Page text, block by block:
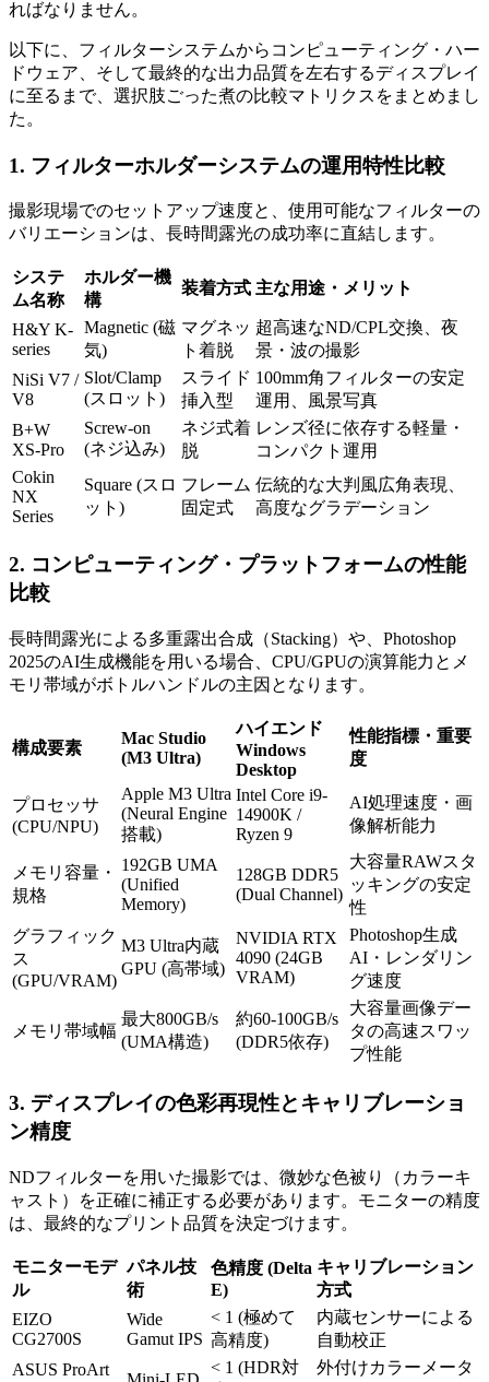
ればなりません。
以下に、フィルターシステムからコンピューティング・ハー
ドウェア、そして最終的な出力品質を左右するディスプレイ
に至るまで、選択肢ごった煮の比較マトリクスをまとめまし
た。
1. フィルターホルダーシステムの運用特性比較
撮影現場でのセットアップ速度と、使用可能なフィルターの
バリエーションは、長時間露光の成功率に直結します。
システ
ム名称
ホルダー機
構
装着方式 主な用途・メリット
H&Y K-
series
Magnetic (磁
気)
マグネッ
ト着脱
超高速なND/CPL交換、夜
景・波の撮影
NiSi V7 /
V8
Slot/Clamp
(スロット)
スライド
挿入型
100mm角フィルターの安定
運用、風景写真
B+W
XS-Pro
Screw-on
(ネジ込み)
ネジ式着
脱
レンズ径に依存する軽量・
コンパクト運用
Cokin
NX
Series
Square (スロ
ット)
フレーム
固定式
伝統的な大判風広角表現、
高度なグラデーション
2. コンピューティング・プラットフォームの性能
比較
長時間露光による多重露出合成（Stacking）や、Photoshop
2025のAI生成機能を用いる場合、CPU/GPUの演算能力とメ
モリ帯域がボトルハンドルの主因となります。
構成要素
Mac Studio
(M3 Ultra)
ハイエンド
Windows
Desktop
性能指標・重要
度
プロセッサ
(CPU/NPU)
Apple M3 Ultra
(Neural Engine
搭載)
Intel Core i9-
14900K /
Ryzen 9
AI処理速度・画
像解析能力
メモリ容量・
規格
192GB UMA
(Unified
Memory)
128GB DDR5
(Dual Channel)
大容量RAWスタ
ッキングの安定
性
グラフィック
ス
(GPU/VRAM)
M3 Ultra内蔵
GPU (高帯域)
NVIDIA RTX
4090 (24GB
VRAM)
Photoshop生成
AI・レンダリン
グ速度
メモリ帯域幅
最大800GB/s
(UMA構造)
約60-100GB/s
(DDR5依存)
大容量画像デー
タの高速スワッ
プ性能
3. ディスプレイの色彩再現性とキャリブレーショ
ン精度
NDフィルターを用いた撮影では、微妙な色被り（カラーキ
ャスト）を正確に補正する必要があります。モニターの精度
は、最終的なプリント品質を決定づけます。
モニターモデ
ル
パネル技
術
色精度 (Delta
E)
キャリブレーション
方式
EIZO
CG2700S
Wide
Gamut IPS
< 1 (極めて
高精度)
内蔵センサーによる
自動校正
ASUS ProArt
< 1 (HDR対
外付けカラーメータ